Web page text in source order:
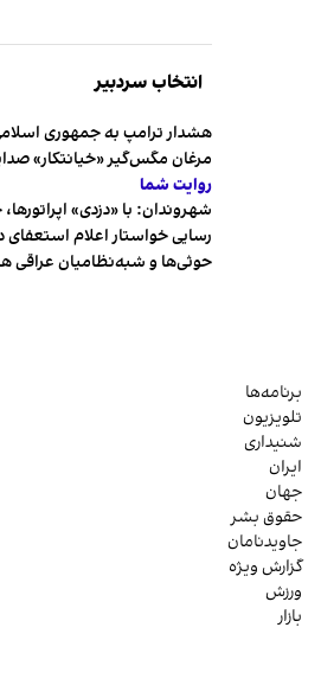
انتخاب سردبیر
هشدار ترامپ به جمهوری
مرغان مگس‌گیر «خیانتکار»
روایت شما
شهروندان:‌ با «دزدی»
رسایی خواستار اعلام استعفای
حوثی‌ها و شبه‌نظامیان عراقی
برنامه‌ها
تلویزیون
شنیداری
ایران
جهان
حقوق بشر
جاویدنامان
گزارش ویژه
ورزش
بازار